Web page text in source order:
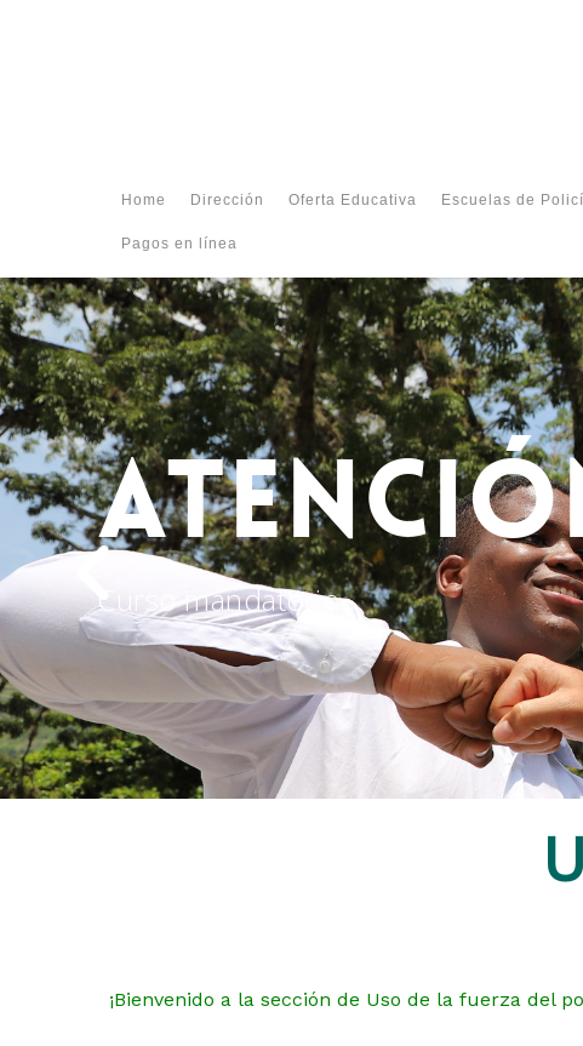
Home Dirección Oferta Educativa Escuelas de
Pagos en línea
Curso mandatorio
¡Bienvenido a la sección de Uso de la fuerza del